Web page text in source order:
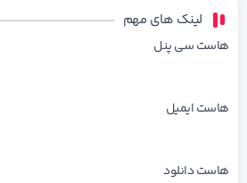
لینک های مهم
هاست سی پنل
هاست ایمیل
هاست دانلود